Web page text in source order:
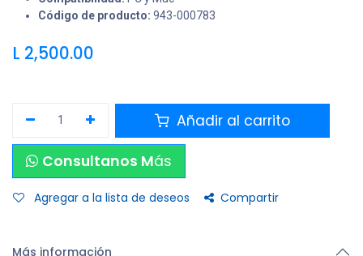
Código de producto: 943-000783
L 2,500.00
Añadir al carrito
Consultanos Más
Agregar a la lista de deseos Compartir
Más información